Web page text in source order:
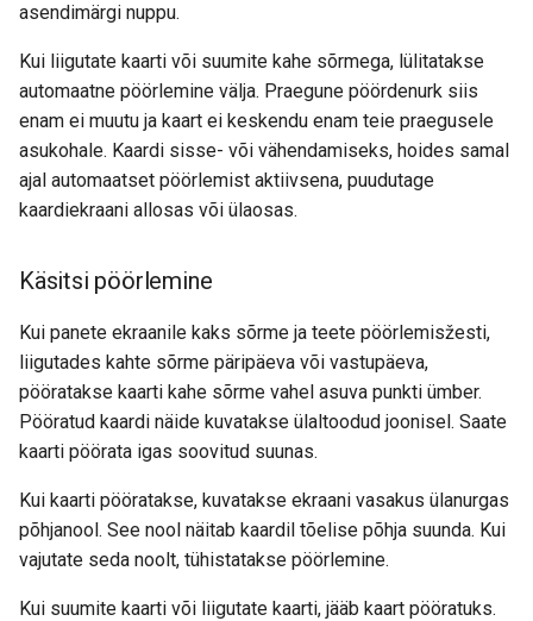
asendimärgi nuppu.
Kui liigutate kaarti või suumite kahe sõrmega, lülitatakse
automaatne pöörlemine välja. Praegune pöördenurk siis
enam ei muutu ja kaart ei keskendu enam teie praegusele
asukohale. Kaardi sisse- või vähendamiseks, hoides samal
ajal automaatset pöörlemist aktiivsena, puudutage
kaardiekraani allosas või ülaosas.
Käsitsi pöörlemine
Kui panete ekraanile kaks sõrme ja teete pöörlemisžesti,
liigutades kahte sõrme päripäeva või vastupäeva,
pööratakse kaarti kahe sõrme vahel asuva punkti ümber.
Pööratud kaardi näide kuvatakse ülaltoodud joonisel. Saate
kaarti pöörata igas soovitud suunas.
Kui kaarti pööratakse, kuvatakse ekraani vasakus ülanurgas
põhjanool. See nool näitab kaardil tõelise põhja suunda. Kui
vajutate seda noolt, tühistatakse pöörlemine.
Kui suumite kaarti või liigutate kaarti, jääb kaart pööratuks.